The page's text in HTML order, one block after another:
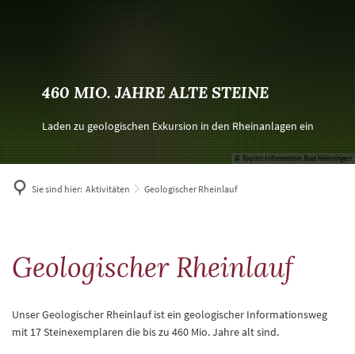
© Tourist-Information Bad Hönningen
460 MIO. JAHRE ALTE STEINE
Laden zu geologischen Exkursion in den Rheinanlagen ein
Sie sind hier: Aktivitäten Geologischer Rheinlauf
Geologischer
Rheinlauf
Geologischer Rheinlauf
Unser Geologischer Rheinlauf ist ein geologischer Informationsweg
mit 17 Steinexemplaren die bis zu 460 Mio. Jahre alt sind.